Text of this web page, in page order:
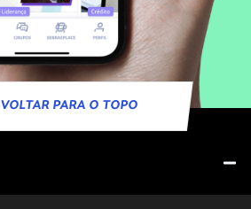
VOLTAR PARA O TOPO